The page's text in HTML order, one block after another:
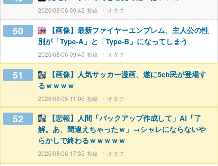
2026/08/06 09:42 オタク
50
【画像】最新ファイヤーエンブレム、主人公の性
別が「Type-A」と「Type-B」になってしまう
2026/08/06 09:45 オタク
51
【画像】人気サッカー漫画、遂に5ch民が登場す
るｗｗｗｗ
2026/08/05 11:05 オタク
52
【悲報】人間「バックアップ作成して」AI「了
解。あ、間違えちゃったｗ」→シャレにならないや
らかしで終わるｗｗｗｗｗ
2026/08/06 17:35 オタク